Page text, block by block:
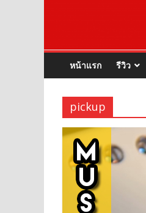
หน้าแรก รีวิว
pickup